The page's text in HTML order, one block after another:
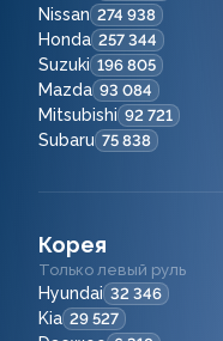
Nissan 274 938
Honda 257 344
Suzuki 196 805
Mazda 93 084
Mitsubishi 92 721
Subaru 75 838
Корея
Только левый руль
Hyundai 32 346
Kia 29 527